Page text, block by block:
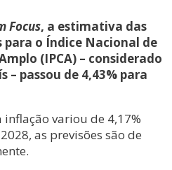
Focus, a estimativa das
o Índice Nacional de
(IPCA) – considerado
passou de 4,43% para
variou de 4,17%
as previsões são de